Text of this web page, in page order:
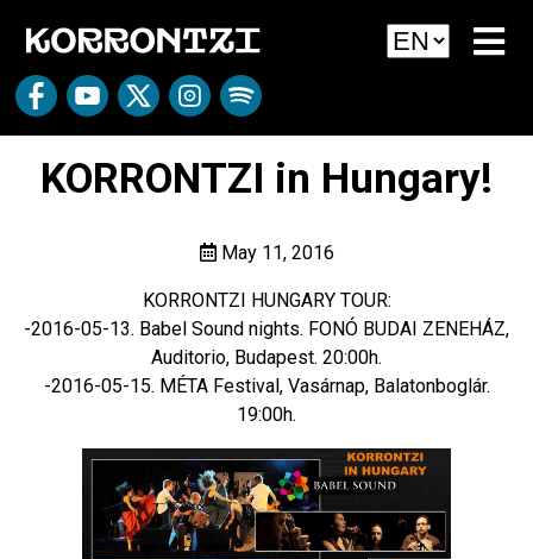
KORRONTZI in Hungary!
May 11, 2016
KORRONTZI HUNGARY TOUR:
-2016-05-13. Babel Sound nights. FONÓ BUDAI ZENEHÁZ,
Auditorio, Budapest. 20:00h.
-2016-05-15. MÉTA Festival, Vasárnap, Balatonboglár.
19:00h.